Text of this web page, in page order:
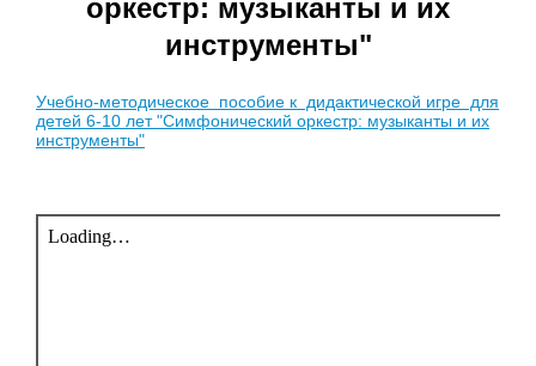
оркестр: музыканты и их
инструменты"
Учебно-методическое пособие к дидактической игре для
детей 6-10 лет "Симфонический оркестр: музыканты и их
инструменты"